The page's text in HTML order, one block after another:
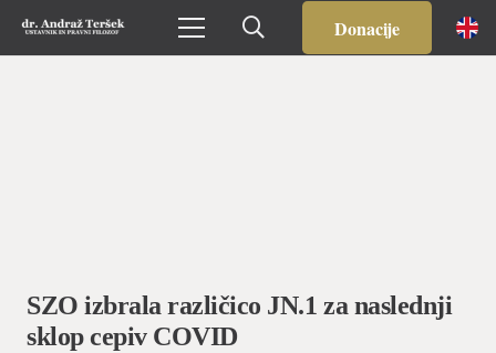
Donacije
SZO izbrala različico JN.1 za naslednji
sklop cepiv COVID